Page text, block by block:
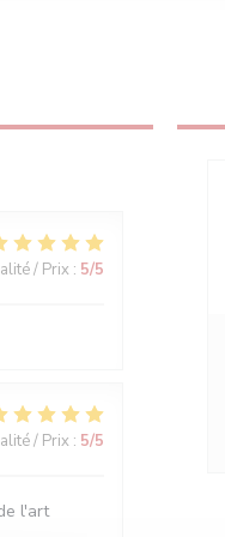
/ Prix : 5/5
/ Prix : 5/5
l'art